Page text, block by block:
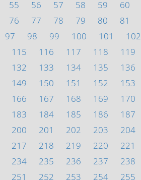
55 56 57 58 59 60
76 77 78 79 80 81
97 98 99 100 101 102
115 116 117 118 119
132 133 134 135 136
149 150 151 152 153
166 167 168 169 170
183 184 185 186 187
200 201 202 203 204
217 218 219 220 221
234 235 236 237 238
251 252 253 254 255